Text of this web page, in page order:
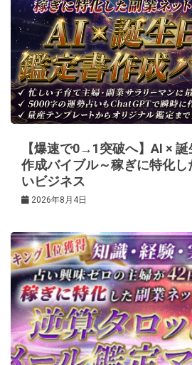
ー
シ
ョ
ン【爆速で0→1突破へ】AI ×
作成バイブル～稼ぎに特化し
いビジネス
2026年8月4日